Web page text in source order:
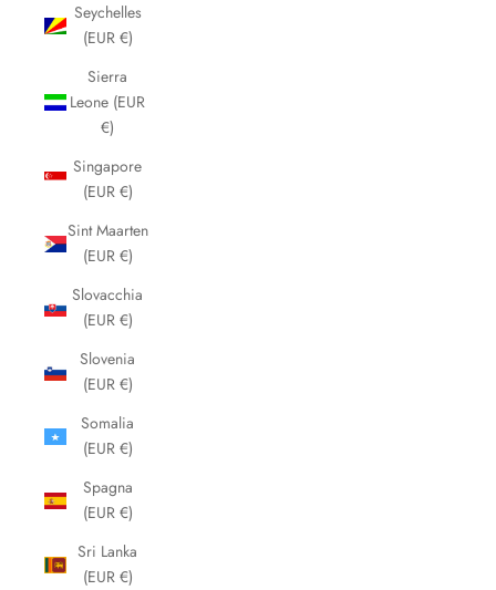
Seychelles
(EUR €)
Sierra
Leone (EUR
€)
Singapore
(EUR €)
Sint Maarten
(EUR €)
Slovacchia
(EUR €)
Slovenia
(EUR €)
Somalia
(EUR €)
Spagna
(EUR €)
Sri Lanka
(EUR €)